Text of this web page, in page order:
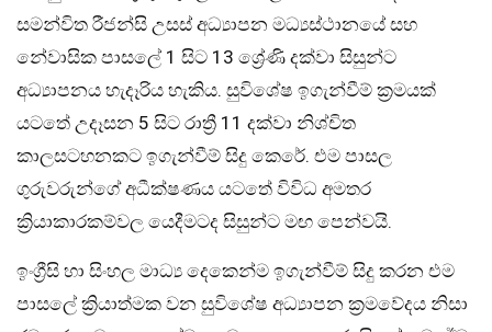
සමන්විත රීජන්සි උසස් අධ්‍යාපන මධ්‍යස්ථානයේ සහ
නේවාසික පාසලේ 1 සිට 13 ශ්‍රේණි දක්වා සිසුන්ට
අධ්‍යාපනය හැදෑරිය හැකිය. සුවිශේෂ ඉගැන්වීම් ක්‍රමයක්
යටතේ උදෑසන 5 සිට රාත්‍රී 11 දක්වා නිශ්චිත
කාලසටහනකට ඉගැන්වීම් සිදු කෙරේ. එම පාසල
ගුරුවරුන්ගේ අධීක්ෂණය යටතේ විවිධ අමතර
ක්‍රියාකාරකම්වල යෙදීමටද සිසුන්ට මඟ පෙන්වයි.
ඉංග්‍රීසි හා සිංහල මාධ්‍ය දෙකෙන්ම ඉගැන්වීම් සිදු කරන එම
පාසලේ ක්‍රියාත්මක වන සුවිශේෂ අධ්‍යාපන ක්‍රමවේදය නිසා